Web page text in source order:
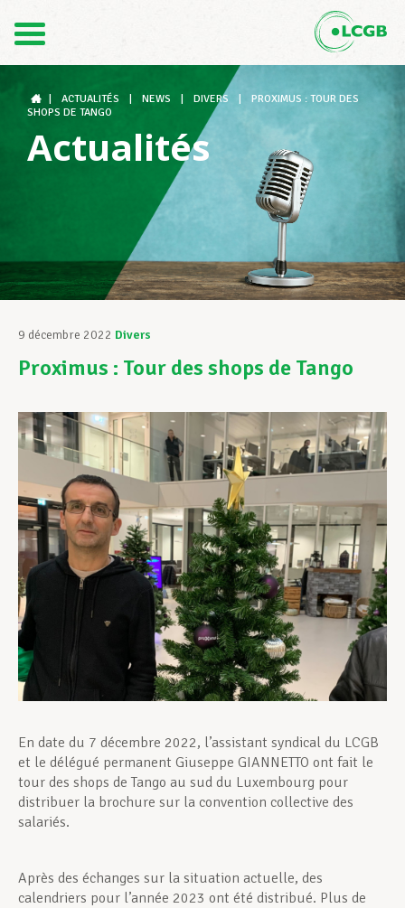
DE
Le LCGB
Structures syndicales
Assistance au Travail
Vos droits
Assistance en vie privée
Développement professionnel
Devenir Membre
Actualités
ACTUALITÉS NEWS DIVERS
PROXIMUS : TOUR DES
SHOPS DE TANGO
Actualités
9 décembre 2022 Divers
Proximus : Tour des shops de Tango
En date du 7 décembre 2022, l’assistant syndical du LCGB
et le délégué permanent Giuseppe GIANNETTO ont fait le
tour des shops de Tango au sud du Luxembourg pour
distribuer la brochure sur la convention collective des
salariés.
Après des échanges sur la situation actuelle, des
calendriers pour l’année 2023 ont été distribué. Plus de